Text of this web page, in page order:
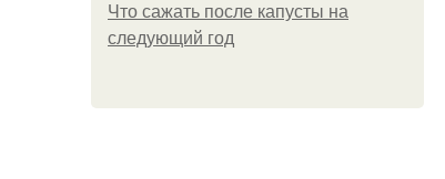
Что сажать после капусты на
следующий год